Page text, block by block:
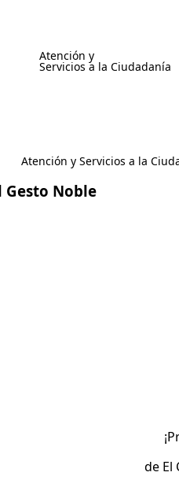
Atención y
Servicios a la Ciudadanía
Atención y Servicios a la
Gesto Noble
de El